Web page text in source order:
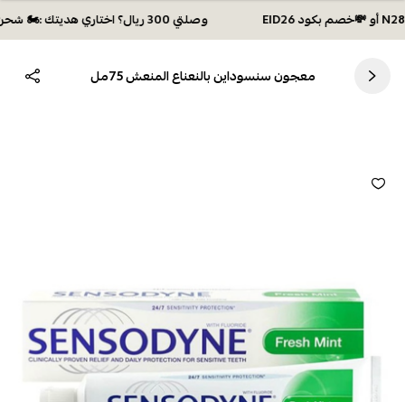
وصلتي 300 ريال؟ اختاري هديتك :🏍 شحن مجاني بكود N28 أو 💸خصم بكود EID26
معجون سنسوداين بالنعناع المنعش 75مل